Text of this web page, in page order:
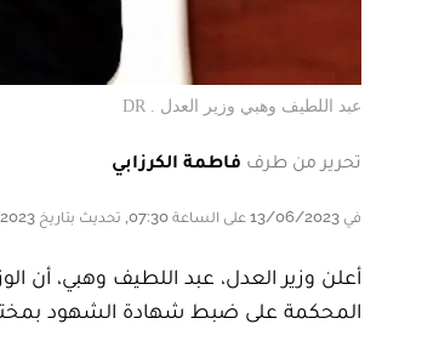
عبد اللطيف وهبي وزير العدل . DR
تحرير من طرف فاطمة الكرزابي
في 13/06/2023 على الساعة 07:30, تحديث بتاريخ 13/06/2023 على الساعة 07:30
المحكمة على ضبط شهادة الشهود